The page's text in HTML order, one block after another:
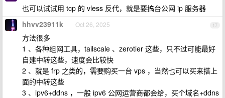
也可以试试用 tcp 的 vless 反代，就是要搞台公网 ip 服务器
17
hhvv23911k Oct 26, 2025
方法很多
1 、各种组网工具，tailscale 、zerotier 这些，只不过可能最好
自建中转这些，速度会比较快
2 、就是 frp 之类的，需要购买一台 vps ，当然也可以买来搭上
面的中转这些
3 、ipv6+ddns ，一般 ipv6 公网运营商都会给，买个域名+ddns